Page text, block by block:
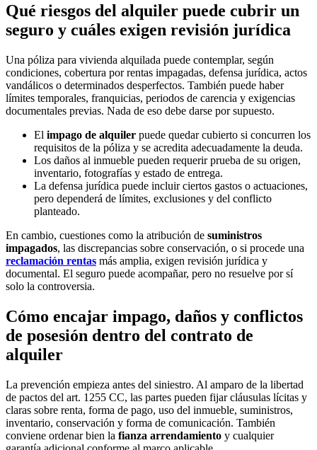
Qué riesgos del alquiler puede cubrir un
seguro y cuáles exigen revisión jurídica
Una póliza para vivienda alquilada puede contemplar, según
condiciones, cobertura por rentas impagadas, defensa jurídica, actos
vandálicos o determinados desperfectos. También puede haber
límites temporales, franquicias, periodos de carencia y exigencias
documentales previas. Nada de eso debe darse por supuesto.
El impago de alquiler puede quedar cubierto si concurren los
requisitos de la póliza y se acredita adecuadamente la deuda.
Los daños al inmueble pueden requerir prueba de su origen,
inventario, fotografías y estado de entrega.
La defensa jurídica puede incluir ciertos gastos o actuaciones,
pero dependerá de límites, exclusiones y del conflicto
planteado.
En cambio, cuestiones como la atribución de suministros
impagados, las discrepancias sobre conservación, o si procede una
reclamación rentas más amplia, exigen revisión jurídica y
documental. El seguro puede acompañar, pero no resuelve por sí
solo la controversia.
Cómo encajar impago, daños y conflictos
de posesión dentro del contrato de
alquiler
La prevención empieza antes del siniestro. Al amparo de la libertad
de pactos del art. 1255 CC, las partes pueden fijar cláusulas lícitas y
claras sobre renta, forma de pago, uso del inmueble, suministros,
inventario, conservación y forma de comunicación. También
conviene ordenar bien la fianza arrendamiento y cualquier